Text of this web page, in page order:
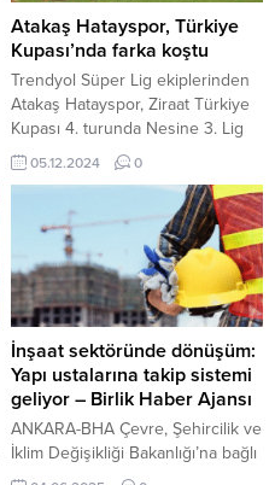
yaşamları hakkında bilgi alarak,
gençlerin sorun ihtiyaç ve
taleplerini dinledi....
Atakaş Hatayspor, Türkiye
Kupası’nda farka koştu
Trendyol Süper Lig ekiplerinden
Atakaş Hatayspor, Ziraat Türkiye
Kupası 4. turunda Nesine 3. Lig
takımlarından Osmaniye FK’yi 5-0
yendi. 5 Aralık 2024, 17:50
yayınlandı SPOR SERVİSİ-BHA
Trendyol Süper Lig ekiplerinden
Atakaş Hatayspor, Ziraat Türkiye
Kupası 4. turunda Nesine...
05.12.2024 0
İnşaat sektöründe dönüşüm:
Yapı ustalarına takip sistemi
geliyor – Birlik Haber Ajansı
ANKARA-BHA Çevre, Şehircilik ve
İklim Değişikliği Bakanlığı’na bağlı
Mesleki Hizmetler Genel